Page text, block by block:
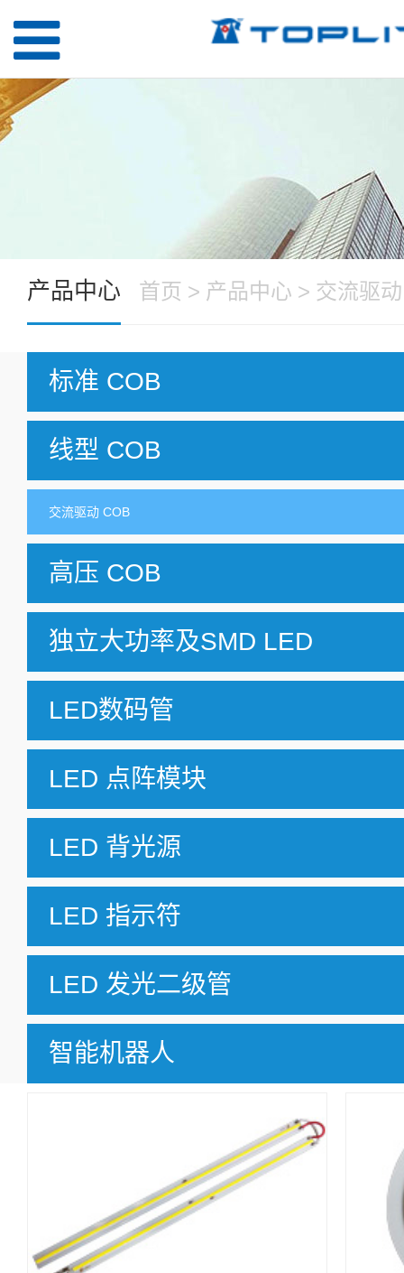
产品中心 首页 > 产品中心 > 交流驱
标准 COB
线型 COB
交流驱动 COB
高压 COB
独立大功率及SMD LED
LED数码管
LED 点阵模块
LED 背光源
LED 指示符
LED 发光二级管
智能机器人